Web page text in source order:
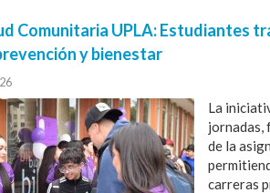
Comunitaria UPLA: Estudiantes
y bienestar
La
jornadas,
de la
carreras